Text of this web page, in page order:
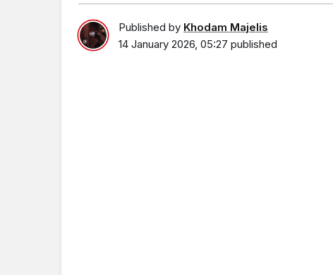
Published by Khodam Majelis
14 January 2026, 05:27 published